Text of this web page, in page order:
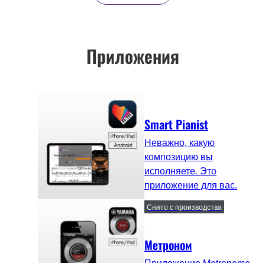
Приложения
Smart Pianist
Неважно, какую
композицию вы
исполняете. Это
приложение для вас.
Метроном
Снято с производства